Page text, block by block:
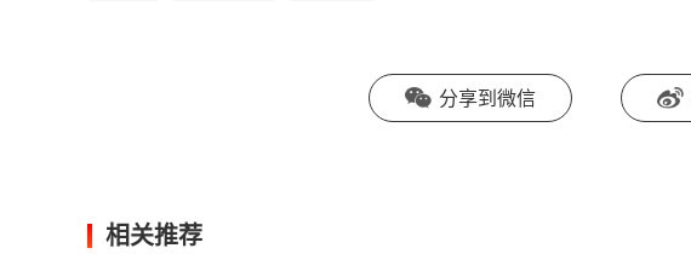
分享到微信
相关推荐